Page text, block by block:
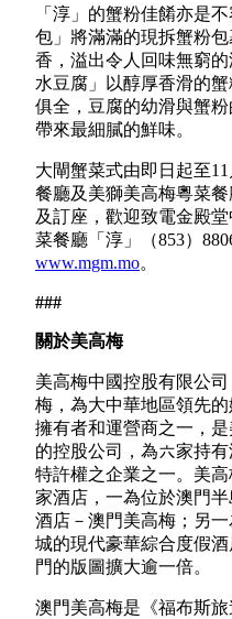
「淳」的蟹粉佳餚亦是
包」將滿滿的現拆蟹粉
香，溢出令人回味無窮
水豆腐」以醇厚香滑的
俱全，豆腐的幼滑與蟹
帶來最細膩的鮮味。
大閘蟹菜式由即日起至
餐廳及美獅美高梅粵菜
及訂座，歡迎致電金殿
菜餐廳「淳」（853）
www.mgm.mo。
###
關於美高梅
美高梅中國控股有限公
梅，為大中華地區領先的
擁有者和運營商之一，
的控股公司，為六家持
特許權之企業之一。美
家酒店，一為位於澳門
酒店－澳門美高梅；另
城的現代豪華綜合度假
門的版圖擴大逾一倍。
澳門美高梅是《福布斯